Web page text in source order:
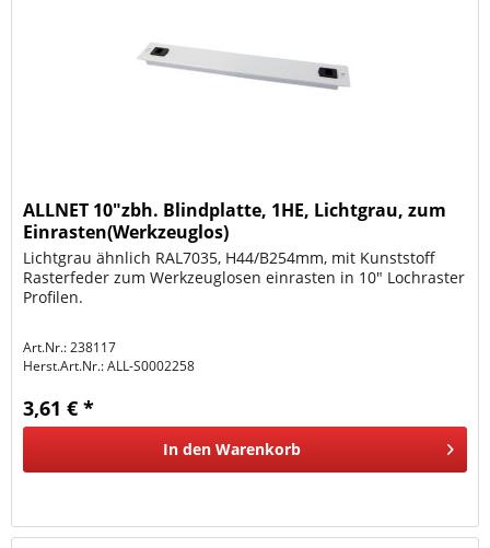
ALLNET 10"zbh. Blindplatte, 1HE, Lichtgrau, zum
Einrasten(Werkzeuglos)
Lichtgrau ähnlich RAL7035, H44/B254mm, mit Kunststoff
Rasterfeder zum Werkzeuglosen einrasten in 10" Lochraster
Profilen.
Art.Nr.: 238117
Herst.Art.Nr.:ALL-S0002258
3,61 € *
In den Warenkorb